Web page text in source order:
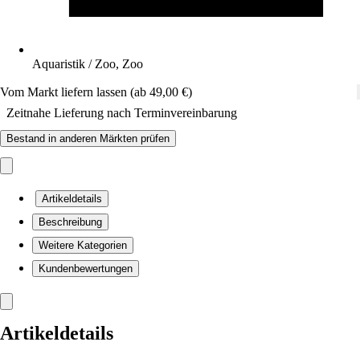
Aquaristik / Zoo, Zoo
Vom Markt liefern lassen (ab 49,00 €)
Zeitnahe Lieferung nach Terminvereinbarung
Bestand in anderen Märkten prüfen
Artikeldetails
Beschreibung
Weitere Kategorien
Kundenbewertungen
Artikeldetails